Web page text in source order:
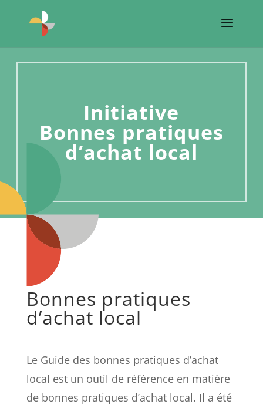
Initiative
Bonnes pratiques
d’achat local
Bonnes pratiques
d’achat local
Le Guide des bonnes pratiques d’achat
local est un outil de référence en matière
de bonnes pratiques d’achat local. Il a été